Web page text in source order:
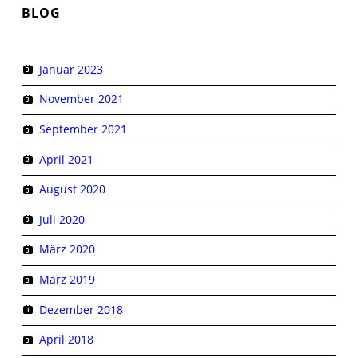
BLOG
Januar 2023
November 2021
September 2021
April 2021
August 2020
Juli 2020
März 2020
März 2019
Dezember 2018
April 2018